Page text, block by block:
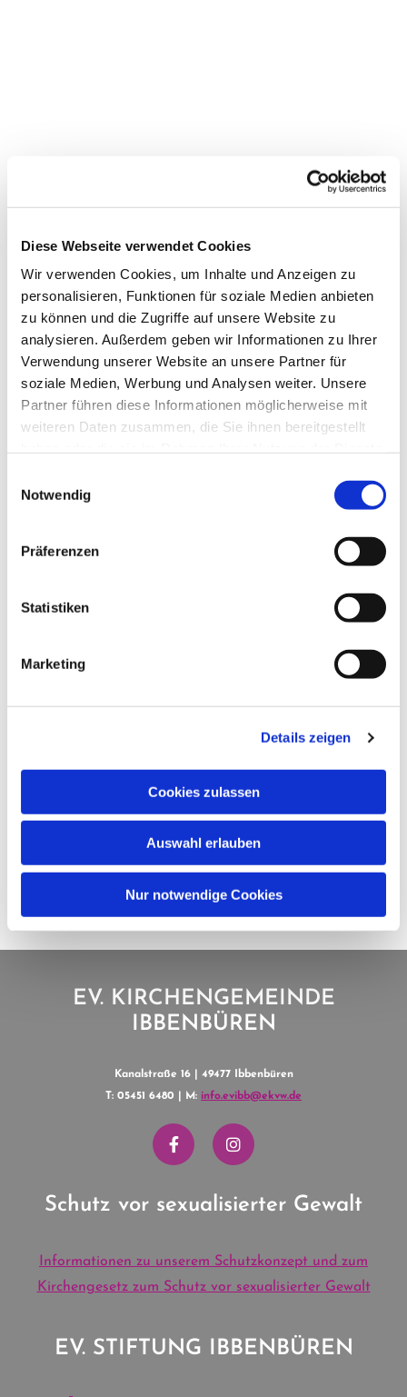
Diese Webseite verwendet Cookies
Wir verwenden Cookies, um Inhalte und Anzeigen zu
personalisieren, Funktionen für soziale Medien anbieten
zu können und die Zugriffe auf unsere Website zu
analysieren. Außerdem geben wir Informationen zu Ihrer
Verwendung unserer Website an unsere Partner für
soziale Medien, Werbung und Analysen weiter. Unsere
Partner führen diese Informationen möglicherweise mit
weiteren Daten zusammen, die Sie ihnen bereitgestellt
Notwendig
Präferenzen
Statistiken
Marketing
Details zeigen
Cookies zulassen
Auswahl erlauben
Nur notwendige Cookies
Dies könnte Sie auch
interessieren
EV. KIRCHENGEMEINDE
IBBENBÜREN
Kanalstraße 16 | 49477 Ibbenbüren
T: 05451 6480 | M: info.evibb@ekvw.de
Schutz vor sexualisierter Gewalt
Informationen zu unserem Schutzkonzept und zum
Kirchengesetz zum Schutz vor sexualisierter Gewalt
EV. STIFTUNG IBBENBÜREN